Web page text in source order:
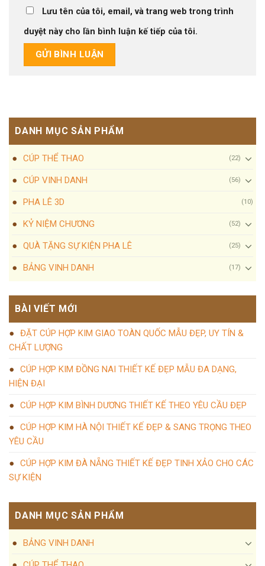
Lưu tên của tôi, email, và trang web trong trình
duyệt này cho lần bình luận kế tiếp của tôi.
DANH MỤC SẢN PHẨM
CÚP THỂ THAO (22)
CÚP VINH DANH (56)
PHA LÊ 3D (10)
KỶ NIỆM CHƯƠNG (52)
QUÀ TẶNG SỰ KIỆN PHA LÊ (25)
BẢNG VINH DANH (17)
BÀI VIẾT MỚI
ĐẶT CÚP HỢP KIM GIAO TOÀN QUỐC MẪU ĐẸP, UY TÍN &
CHẤT LƯỢNG
CÚP HỢP KIM ĐỒNG NAI THIẾT KẾ ĐẸP MẪU ĐA DẠNG,
HIỆN ĐẠI
CÚP HỢP KIM BÌNH DƯƠNG THIẾT KẾ THEO YÊU CẦU ĐẸP
CÚP HỢP KIM HÀ NỘI THIẾT KẾ ĐẸP & SANG TRỌNG THEO
YÊU CẦU
CÚP HỢP KIM ĐÀ NẴNG THIẾT KẾ ĐẸP TINH XẢO CHO CÁC
SỰ KIỆN
DANH MỤC SẢN PHẨM
BẢNG VINH DANH